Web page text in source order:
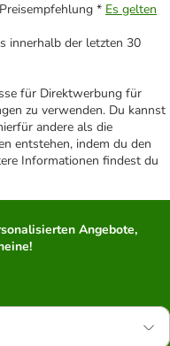
* Es gelten
innerhalb der letzten 30
für Direktwerbung für
zu verwenden. Du kannst
andere als die
entstehen, indem du den
Informationen findest du
Angebote,